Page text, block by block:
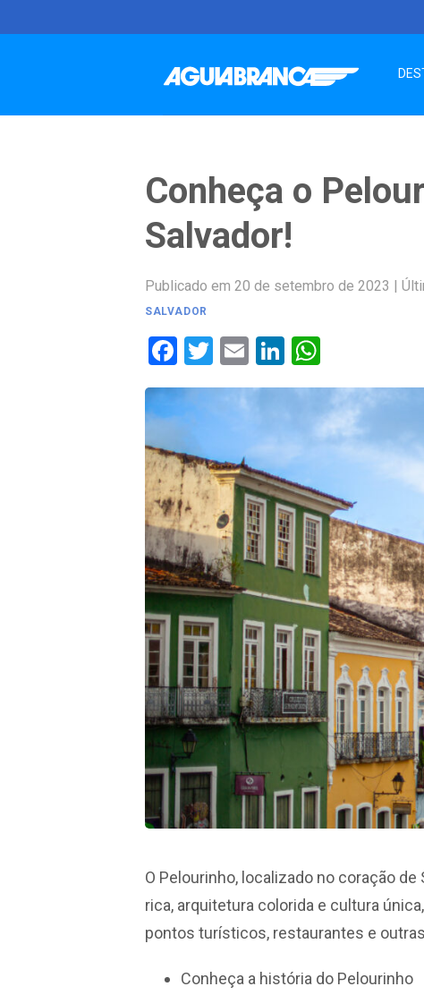
to
Conheça o
Salvador!
Publicado em 20 de setembro de 2023 |
SALVADOR
Facebook
Twitter
EmailLinkedIn
O Pelourinho, localizado no coração
rica, arquitetura colorida e cultura
pontos turísticos, restaurantes e
Conheça a história do Pelourinho